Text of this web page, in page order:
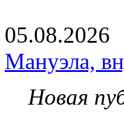
05.08.2026
Мануэла,
Новая